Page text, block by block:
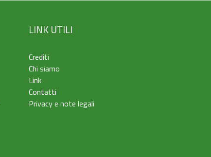
LINK UTILI
Crediti
Chi siamo
Link
Contatti
Privacy e note legali